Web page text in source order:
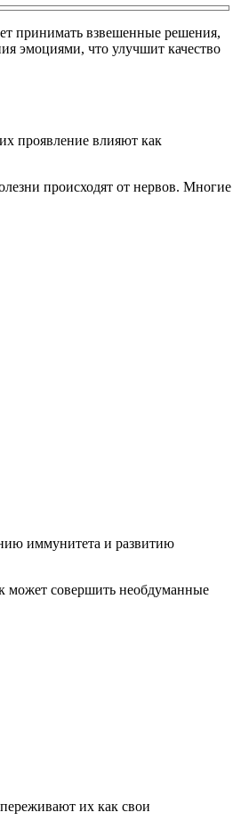
принимать взвешенные решения,
эмоциями, что улучшит качество
проявление влияют как
происходят от нервов. Многие
иммунитета и развитию
может совершить необдуманные
их как свои